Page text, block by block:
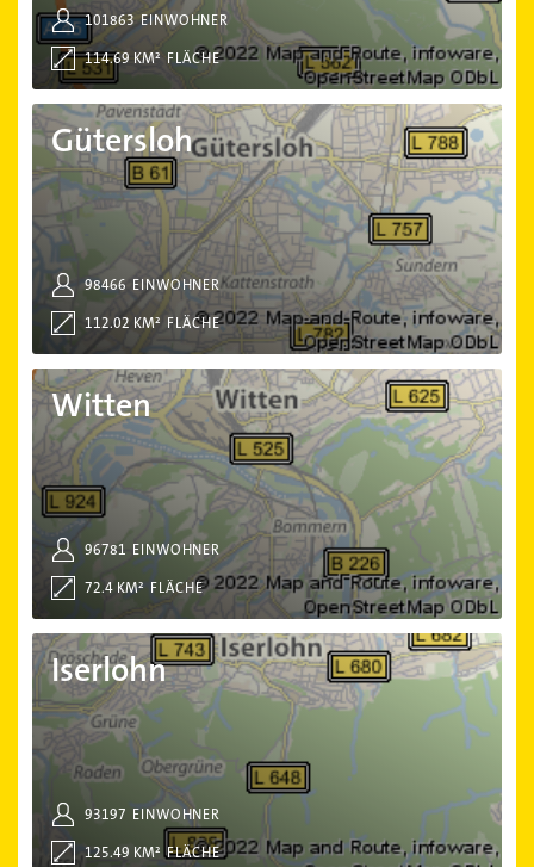
EINWOHNER
101863
FLÄCHE
114.69 KM²
Gütersloh
EINWOHNER
98466
FLÄCHE
112.02 KM²
Gütersloh
Witten
EINWOHNER
96781
FLÄCHE
72.4 KM²
Witten
Iserlohn
EINWOHNER
93197
FLÄCHE
125.49 KM²
Iserlohn